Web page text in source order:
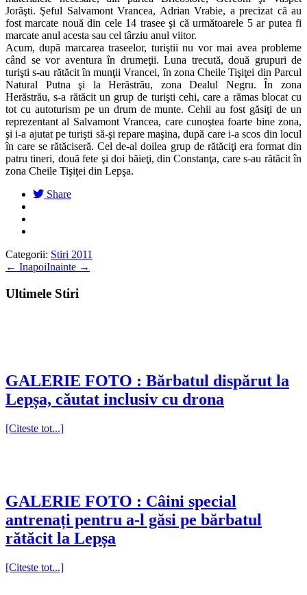
Jorăşti. Şeful Salvamont Vrancea, Adrian Vrabie, a precizat că au
fost marcate nouă din cele 14 trasee şi că următoarele 5 ar putea fi
marcate anul acesta sau cel târziu anul viitor.
Acum, după marcarea traseelor, turiştii nu vor mai avea probleme
când se vor aventura în drumeţii. Luna trecută, două grupuri de
turişti s-au rătăcit în munţii Vrancei, în zona Cheile Tişiţei din Parcul
Natural Putna şi la Herăstrău, zona Dealul Negru. În zona
Herăstrău, s-a rătăcit un grup de turişti cehi, care a rămas blocat cu
tot cu autoturism pe un drum de munte. Cehii au fost găsiţi de un
reprezentant al Salvamont Vrancea, care cunoştea foarte bine zona,
şi i-a ajutat pe turişti să-şi repare maşina, după care i-a scos din locul
în care se rătăciseră. Cel de-al doilea grup de rătăciţi era format din
patru tineri, două fete şi doi băieţi, din Constanţa, care s-au rătăcit în
zona Cheile Tişiţei din Lepşa.
Share
Categorii: Stiri 2011
← InapoiInainte →
Ultimele Stiri
GALERIE FOTO : Bărbatul dispărut la
Lepșa, căutat inclusiv cu drona
[Citeste tot...]
GALERIE FOTO : Câini special
antrenați pentru a-l găsi pe bărbatul
rătăcit la Lepșa
[Citeste tot...]